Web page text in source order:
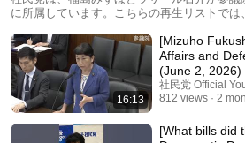
に所属しています。こちらの再生リストでは
致問題特別委員会。 ラサール石井 財政金融委員会、消費者問題に関する
特別委員会、資源エネルギー・持続可能社会
16:13
[Mizuho
Affairs and
(June 2, 2026)
社民党 Official
812 views
2
[What bills did